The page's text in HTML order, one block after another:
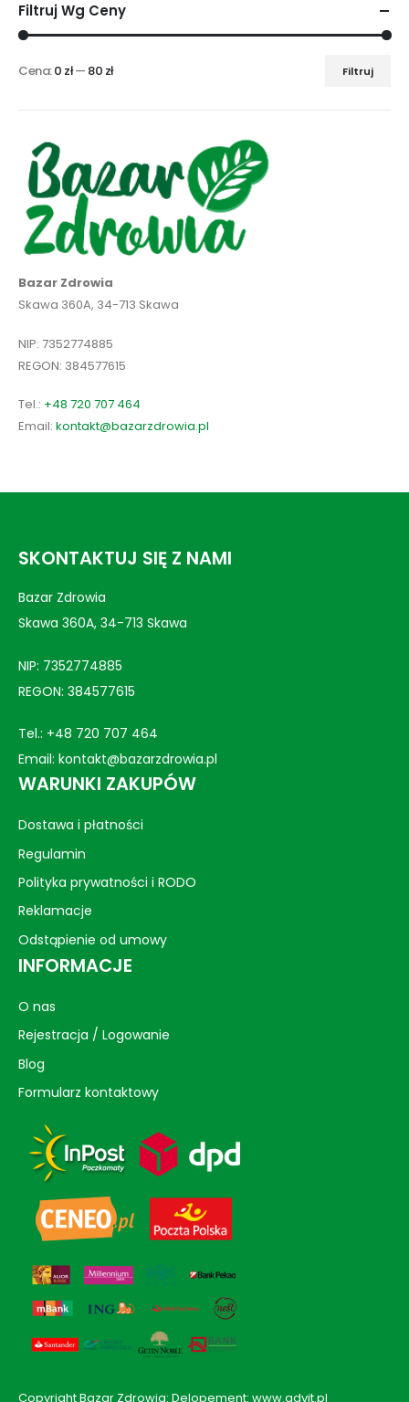
Filtruj Wg Ceny
Cena
Cena
Filtruj
Cena:0 zł— 80 zł
Bazar Zdrowia
Skawa 360A, 34-713 Skawa
NIP: 7352774885
REGON: 384577615
Tel.: +48 720 707 464
Email: kontakt@bazarzdrowia.pl
SKONTAKTUJ SIĘ Z NAMI
Bazar Zdrowia
Skawa 360A, 34-713 Skawa
NIP: 7352774885
REGON: 384577615
Tel.: +48 720 707 464
Email: kontakt@bazarzdrowia.pl
WARUNKI ZAKUPÓW
Dostawa i płatności
Regulamin
Polityka prywatności i RODO
Reklamacje
Odstąpienie od umowy
INFORMACJE
O nas
Rejestracja / Logowanie
Blog
Formularz kontaktowy
Copyright Bazar Zdrowia: Delopement: www.advit.pl